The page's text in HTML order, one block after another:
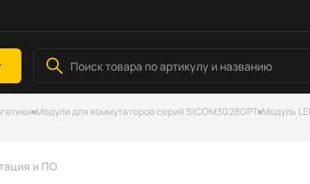
Модули для коммутаторов серий SICOM3028GPT Модуль
и ПО